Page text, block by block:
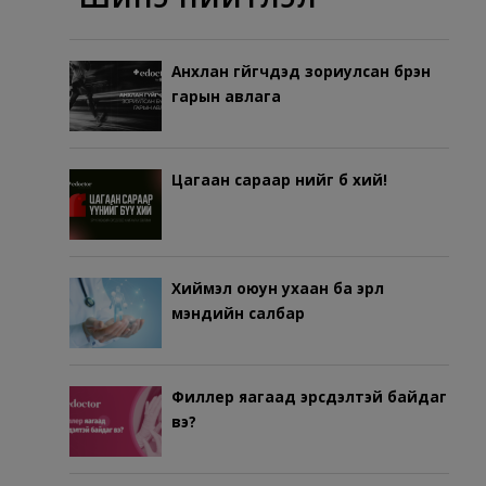
Анхлан гүйгчдэд зориулсан бүрэн
гарын авлага
Цагаан сараар үүнийг бүү хий!
Хиймэл оюун ухаан ба эрүүл
мэндийн салбар
Филлер яагаад эрсдэлтэй байдаг
вэ?